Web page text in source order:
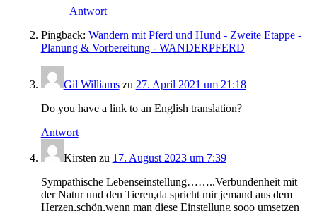
Antwort
Pingback: Wandern mit Pferd und Hund - Zweite Etappe -
Planung & Vorbereitung - WANDERPFERD
Gil Williamszu 27. April 2021 um 21:18
Do you have a link to an English translation?
Antwort
Kirstenzu 17. August 2023 um 7:39
Sympathische Lebenseinstellung……..Verbundenheit mit
der Natur und den Tieren,da spricht mir jemand aus dem
Herzen,schön,wenn man diese Einstellung sooo umsetzen